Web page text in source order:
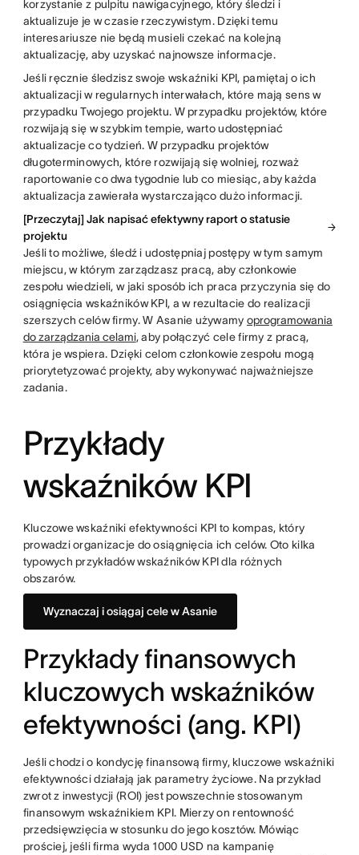
korzystanie z pulpitu nawigacyjnego, który śledzi i
aktualizuje je w czasie rzeczywistym. Dzięki temu
interesariusze nie będą musieli czekać na kolejną
aktualizację, aby uzyskać najnowsze informacje.
Jeśli ręcznie śledzisz swoje wskaźniki KPI, pamiętaj o ich
aktualizacji w regularnych interwałach, które mają sens w
przypadku Twojego projektu. W przypadku projektów, które
rozwijają się w szybkim tempie, warto udostępniać
aktualizacje co tydzień. W przypadku projektów
długoterminowych, które rozwijają się wolniej, rozważ
raportowanie co dwa tygodnie lub co miesiąc, aby każda
aktualizacja zawierała wystarczająco dużo informacji.
[Przeczytaj] Jak napisać efektywny raport o statusie
projektu
Jeśli to możliwe, śledź i udostępniaj postępy w tym samym
miejscu, w którym zarządzasz pracą, aby członkowie
zespołu wiedzieli, w jaki sposób ich praca przyczynia się do
osiągnięcia wskaźników KPI, a w rezultacie do realizacji
szerszych celów firmy. W Asanie używamy oprogramowania
do zarządzania celami, aby połączyć cele firmy z pracą,
która je wspiera. Dzięki celom członkowie zespołu mogą
priorytetyzować projekty, aby wykonywać najważniejsze
zadania.
Przykłady
wskaźników KPI
Kluczowe wskaźniki efektywności KPI to kompas, który
prowadzi organizacje do osiągnięcia ich celów. Oto kilka
typowych przykładów wskaźników KPI dla różnych
obszarów.
Wyznaczaj i osiągaj cele w Asanie
Przykłady finansowych
kluczowych wskaźników
efektywności (ang. KPI)
Jeśli chodzi o kondycję finansową firmy, kluczowe wskaźniki
efektywności działają jak parametry życiowe. Na przykład
zwrot z inwestycji (ROI) jest powszechnie stosowanym
finansowym wskaźnikiem KPI. Mierzy on rentowność
przedsięwzięcia w stosunku do jego kosztów. Mówiąc
prościej, jeśli firma wyda 1000 USD na kampanię